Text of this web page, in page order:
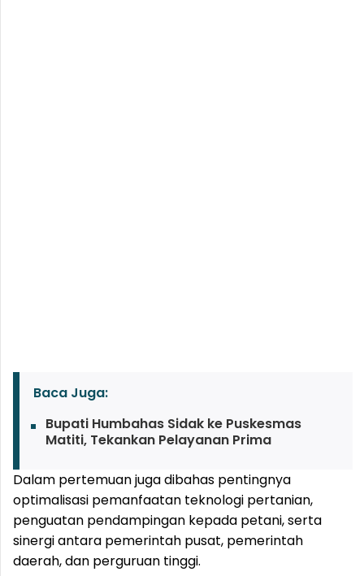
Baca Juga:
Bupati Humbahas Sidak ke Puskesmas
Matiti, Tekankan Pelayanan Prima
Dalam pertemuan juga dibahas pentingnya
optimalisasi pemanfaatan teknologi pertanian,
penguatan pendampingan kepada petani, serta
sinergi antara pemerintah pusat, pemerintah
daerah, dan perguruan tinggi.